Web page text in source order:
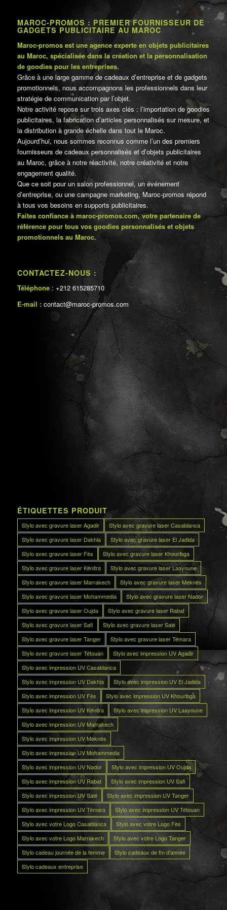
MAROC-PROMOS : PREMIER FOURNISSEUR DE
GADGETS PUBLICITAIRE AU MAROC
Maroc-promos est une agence experte en objets publicitaires
au Maroc, spécialisée dans la création et la personnalisation
de goodies pour les entreprises.
Grâce à une large gamme de cadeaux d’entreprise et de gadgets
promotionnels, nous accompagnons les professionnels dans leur
stratégie de communication par l’objet.
Notre activité repose sur trois axes clés : l’importation de goodies
publicitaires, la fabrication d’articles personnalisés sur mesure, et
la distribution à grande échelle dans tout le Maroc.
Aujourd’hui, nous sommes reconnus comme l’un des premiers
fournisseurs de cadeaux personnalisés et d’objets publicitaires
au Maroc, grâce à notre réactivité, notre créativité et notre
engagement qualité.
Que ce soit pour un salon professionnel, un événement
d’entreprise, ou une campagne marketing, Maroc-promos répond
à tous vos besoins en supports publicitaires.
Faites confiance à maroc-promos.com, votre partenaire de
référence pour tous vos goodies personnalisés et objets
promotionnels au Maroc.
CONTACTEZ-NOUS :
Téléphone : +212 615285710
E-mail : contact@maroc-promos.com
ÉTIQUETTES PRODUIT
Stylo avec gravure laser Agadir
Stylo avec gravure laser Casablanca
Stylo avec gravure laser Dakhla
Stylo avec gravure laser El Jadida
Stylo avec gravure laser Fès
Stylo avec gravure laser Khouribga
Stylo avec gravure laser Kénitra
Stylo avec gravure laser Laayoune
Stylo avec gravure laser Marrakech
Stylo avec gravure laser Meknès
Stylo avec gravure laser Mohammedia
Stylo avec gravure laser Nador
Stylo avec gravure laser Oujda
Stylo avec gravure laser Rabat
Stylo avec gravure laser Safi
Stylo avec gravure laser Salé
Stylo avec gravure laser Tanger
Stylo avec gravure laser Témara
Stylo avec gravure laser Tétouan
Stylo avec impression UV Agadir
Stylo avec impression UV Casablanca
Stylo avec impression UV Dakhla
Stylo avec impression UV El Jadida
Stylo avec impression UV Fès
Stylo avec impression UV Khouribga
Stylo avec impression UV Kénitra
Stylo avec impression UV Laayoune
Stylo avec impression UV Marrakech
Stylo avec impression UV Meknès
Stylo avec impression UV Mohammedia
Stylo avec impression UV Nador
Stylo avec impression UV Oujda
Stylo avec impression UV Rabat
Stylo avec impression UV Safi
Stylo avec impression UV Salé
Stylo avec impression UV Tanger
Stylo avec impression UV Témara
Stylo avec impression UV Tétouan
Stylo avec votre Logo Casablanca
Stylo avec votre Logo Fès
Stylo avec votre Logo Marrakech
Stylo avec votre Logo Tanger
Stylo cadeau journée de la femme
Stylo cadeaux de fin d’année
Stylo cadeaux entreprise